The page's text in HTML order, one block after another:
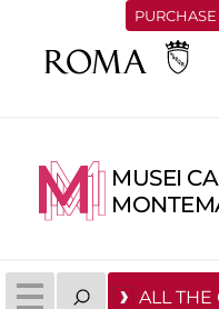
PURCHASE
MUSEI
ALL THE